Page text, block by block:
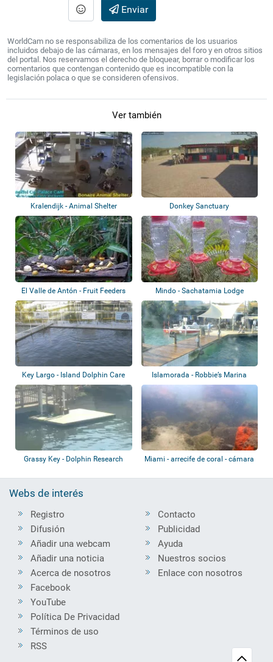
Enviar
WorldCam no se responsabiliza de los comentarios de los usuarios
incluidos debajo de las cámaras, en los mensajes del foro y en otros sitios
del portal. Nos reservamos el derecho de bloquear, borrar o modificar los
comentarios que contengan contenido que es incompatible con la
legislación polaca o que se consideren ofensivos.
Ver también
Kralendijk - Animal Shelter
Bonaire
Donkey Sanctuary
El Valle de Antón - Fruit Feeders Mindo - Sachatamia Lodge
Key Largo - Island Dolphin Care Islamorada - Robbie’s Marina
Grassy Key - Dolphin Research
Miami - arrecife de coral - cámara
Webs de interés
Registro
Difusión
Añadir una webcam
Añadir una noticia
Acerca de nosotros
Contacto
Publicidad
Ayuda
Nuestros socios
Enlace con nosotros
Facebook
YouTube
Política De Privacidad
Términos de uso
RSS